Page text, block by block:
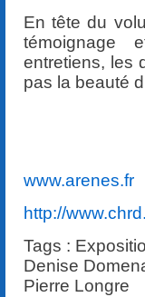
En tête du
témoignage
entretiens, les
pas la beauté
www.arenes.fr
http://
Tags :
Denise
Pierre Longre